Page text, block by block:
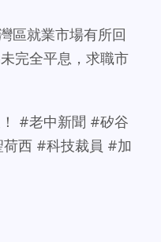
區就業市場有所回
完全平息，求職市
#老中新聞 #矽谷
西 #科技裁員 #加